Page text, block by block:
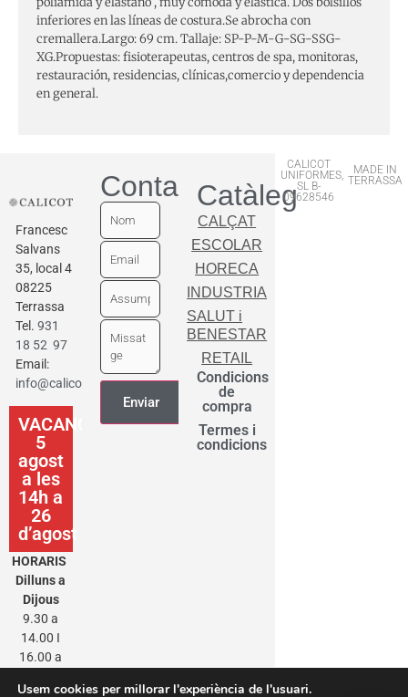
inferiores en las líneas de costura.Se abrocha con
cremallera.Largo: 69 cm. Tallaje: SP-P-M-G-SG-SSG-
XG.Propuestas: fisioterapeutas, centros de spa, monitoras,
restauración, residencias, clínicas,comercio y dependencia
en general.
Francesc
Salvans
35, local 4
08225
Terrassa
Tel. 931
18 52 97
Email:
info@calicot.cat
VACANCES
5
agost
a les
14h a
26
d’agost
HORARIS
Dilluns a
Dijous
9.30 a
14.00 I
16.00 a
ContactarCatàleg
CALÇAT
ESCOLAR
HORECA
INDUSTRIA
SALUT i
BENESTAR
RETAIL
Condicions
de
compra
Termes i
condicions
CALICOT
UNIFORMES,
SL B-
09628546
MADE IN
TERRASSA
Usem cookies per millorar l'experiència de l'usuari.